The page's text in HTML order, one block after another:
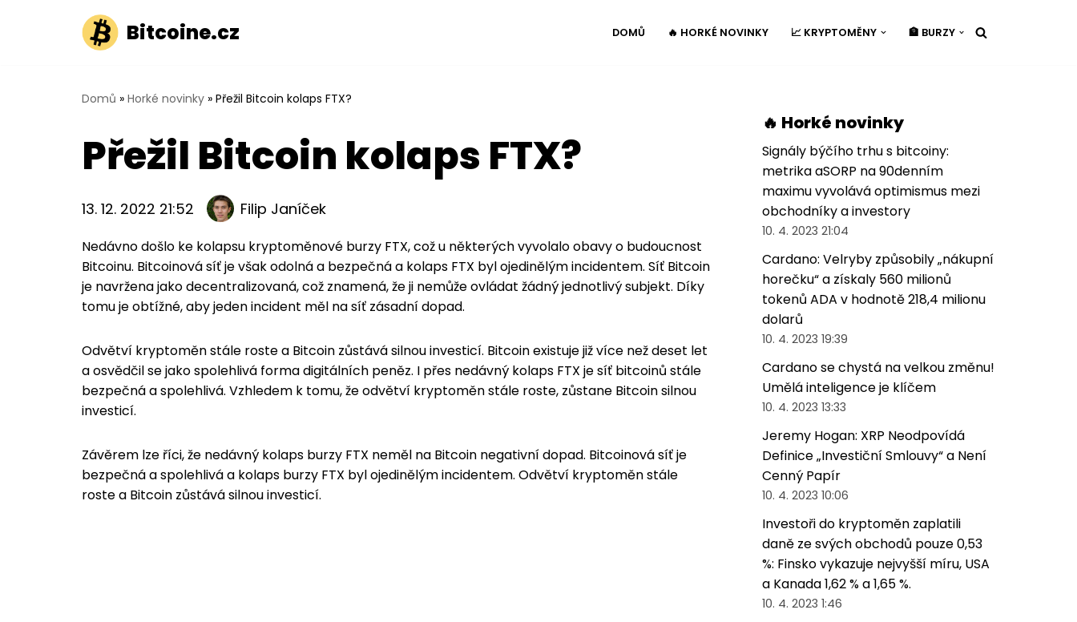
Bitcoine.cz DOMŮ 🔥 HORKÉ NOVINKY 📈 KRYPTOMĚNY 🏦 BURZY
Domů » Horké novinky » Přežil Bitcoin kolaps FTX?
Přežil Bitcoin kolaps FTX?
13. 12. 2022 21:52 Filip Janíček
Nedávno došlo ke kolapsu kryptoměnové burzy FTX, což u některých vyvolalo obavy o budoucnost
Bitcoinu. Bitcoinová síť je však odolná a bezpečná a kolaps FTX byl ojedinělým incidentem. Síť Bitcoin
je navržena jako decentralizovaná, což znamená, že ji nemůže ovládat žádný jednotlivý subjekt. Díky
tomu je obtížné, aby jeden incident měl na síť zásadní dopad.
Odvětví kryptoměn stále roste a Bitcoin zůstává silnou investicí. Bitcoin existuje již více než deset let
a osvědčil se jako spolehlivá forma digitálních peněz. I přes nedávný kolaps FTX je síť bitcoinů stále
bezpečná a spolehlivá. Vzhledem k tomu, že odvětví kryptoměn stále roste, zůstane Bitcoin silnou
investicí.
Závěrem lze říci, že nedávný kolaps burzy FTX neměl na Bitcoin negativní dopad. Bitcoinová síť je
bezpečná a spolehlivá a kolaps burzy FTX byl ojedinělým incidentem. Odvětví kryptoměn stále
roste a Bitcoin zůstává silnou investicí.
🔥 Horké novinky
Signály býčího trhu s bitcoiny:
metrika aSORP na 90denním
maximu vyvolává optimismus mezi
obchodníky a investory
10. 4. 2023 21:04
Cardano: Velryby způsobily „nákupní
horečku“ a získaly 560 milionů
tokenů ADA v hodnotě 218,4 milionu
dolarů
10. 4. 2023 19:39
Cardano se chystá na velkou změnu!
Umělá inteligence je klíčem
10. 4. 2023 13:33
Jeremy Hogan: XRP Neodpovídá
Definice „Investiční Smlouvy“ a Není
Cenný Papír
10. 4. 2023 10:06
Investoři do kryptoměn zaplatili
daně ze svých obchodů pouze 0,53
%: Finsko vykazuje nejvyšší míru, USA
a Kanada 1,62 % a 1,65 %.
10. 4. 2023 1:46